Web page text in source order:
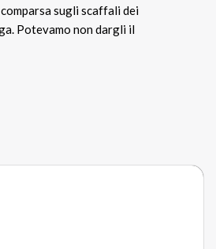
sugli scaffali dei
Potevamo non dargli il